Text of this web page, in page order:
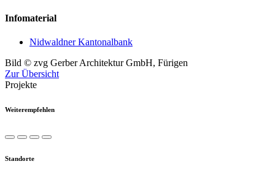
Infomaterial
Nidwaldner Kantonalbank
Bild © zvg Gerber Architektur GmbH, Fürigen
Zur Übersicht
Projekte
Weiterempfehlen
Standorte